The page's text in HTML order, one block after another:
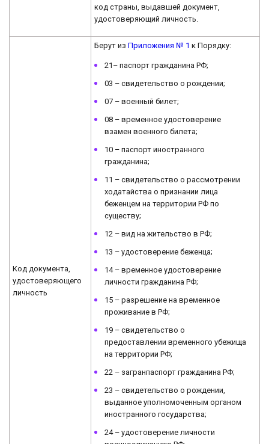
код страны, выдавшей документ,
удостоверяющий личность.
Код документа,
удостоверяющего
личность
Берут изПриложения № 1 к Порядку:
21– паспорт гражданина РФ;
03 – свидетельство о рождении;
07 – военный билет;
08 – временное удостоверение
взамен военного билета;
10 – паспорт иностранного
гражданина;
11 – свидетельство о рассмотрении
ходатайства о признании лица
беженцем на территории РФ по
существу;
12 – вид на жительство в РФ;
13 – удостоверение беженца;
14 – временное удостоверение
личности гражданина РФ;
15 – разрешение на временное
проживание в РФ;
19 – свидетельство о
предоставлении временного убежища
на территории РФ;
22 – загранпаспорт гражданина РФ;
23 – свидетельство о рождении,
выданное уполномоченным органом
иностранного государства;
24 – удостоверение личности